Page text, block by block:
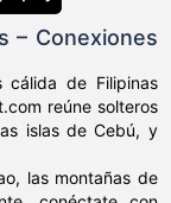
– Conexiones
cálida de Filipinas
reúne solteros
islas de Cebú, y
las montañas de